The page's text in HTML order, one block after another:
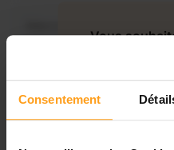
Consentement
Jeudi
Vous